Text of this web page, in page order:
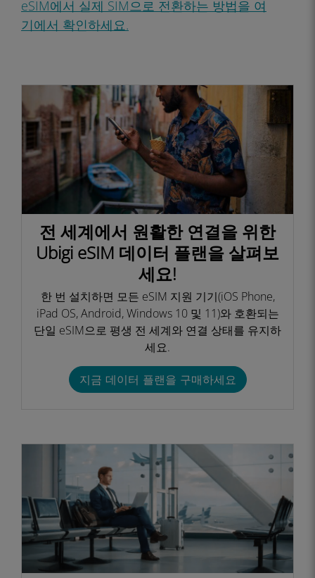
eSIM에서 실제 SIM으로 전환하는 방법을 여
기에서 확인하세요.
전 세계에서 원활한 연결을 위한
Ubigi eSIM 데이터 플랜을 살펴보
세요!
한 번 설치하면 모든 eSIM 지원 기기(iOS Phone,
iPad OS, Android, Windows 10 및 11)와 호환되는
단일 eSIM으로 평생 전 세계와 연결 상태를 유지하
세요.
지금 데이터 플랜을 구매하세요